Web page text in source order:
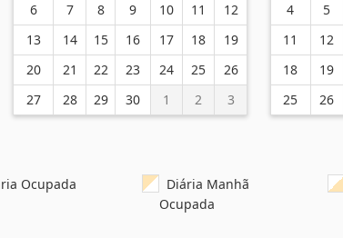
6
7 8 9 10 11
12
13
14 15 16 17 18
19
20
21 22 23 24 25
26
27
28 29 30 1 2 3
4
5
11
12
18
19
25
26
Ocupada
Diária Manhã
Ocupada